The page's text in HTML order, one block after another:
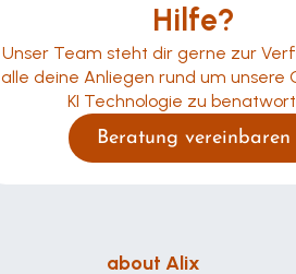
Hilfe?
Unser Team steht dir gerne zur
alle deine Anliegen rund um unsere
KI Technologie zu
Beratung vereinbaren
about Alix